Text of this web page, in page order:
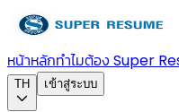
หน้าหลักทำไมต้อง Super
TH เข้าสู่ระบบ